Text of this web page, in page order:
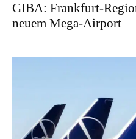
GIBA: Frankfurt-
neuem Mega-Airport